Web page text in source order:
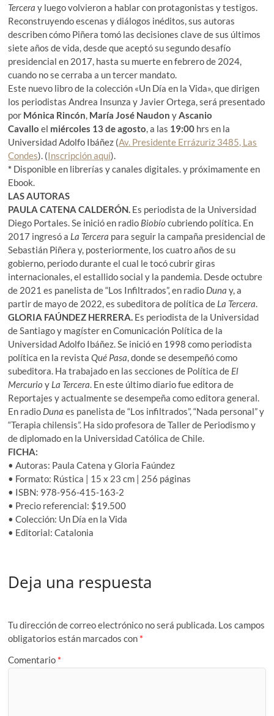
Terceray luego volvieron a hablar con protagonistas y testigos.
Reconstruyendo escenas y diálogos inéditos, sus autoras
describen cómo Piñera tomó las decisiones clave de sus últimos
siete años de vida, desde que aceptó su segundo desafío
presidencial en 2017, hasta su muerte en febrero de 2024,
cuando no se cerraba a un tercer mandato.
Este nuevo libro de la colección «Un Día en la Vida», que dirigen
los periodistas Andrea Insunza y Javier Ortega, será presentado
por Mónica Rincón María José Naudony Ascanio
Cavalloel miércoles 13 de agosto , a las 19:00 hrs en la
Universidad Adolfo Ibáñez (Av. Presidente Errázuriz 3485, Las
Condes). (Inscripción aquí).
* Disponible en librerías y canales digitales. y próximamente en
Ebook.
LAS AUTORAS
PAULA CATENA CALDERÓN. Es periodista de la Universidad
Diego Portales. Se inició en radio Biobíocubriendo política. En
2017 ingresó a La Tercera para seguir la campaña presidencial de
Sebastián Piñera y, posteriormente, los cuatro años de su
gobierno, periodo durante el cual le tocó cubrir giras
internacionales, el estallido social y la pandemia. Desde octubre
de 2021 es panelista de “Los Infiltrados”, en radio Dunay, a
partir de mayo de 2022, es subeditora de política de La Tercera
GLORIA FAÚNDEZ HERRERA. Es periodista de la Universidad
de Santiago y magíster en Comunicación Política de la
Universidad Adolfo Ibáñez. Se inició en 1998 como periodista
política en la revistaQué Pasa , donde se desempeñó como
subeditora. Ha trabajado en las secciones de Política de El
Mercurioy La Tercera . En este último diario fue editora de
Reportajes y actualmente se desempeña como editora general.
En radio Dunaes panelista de “Los infiltrados”, “Nada personal” y
“Terapia chilensis”. Ha sido profesora de Taller de Periodismo y
de diplomado en la Universidad Católica de Chile.
FICHA:
• Autoras: Paula Catena y Gloria Faúndez
• Formato: Rústica | 15 x 23 cm | 256 páginas
• ISBN: 978-956-415-163-2
• Precio referencial: $19.500
• Colección: Un Día en la Vida
• Editorial: Catalonia
Deja una respuesta
Tu dirección de correo electrónico no será publicada. Los campos
obligatorios están marcados con *
Comentario *